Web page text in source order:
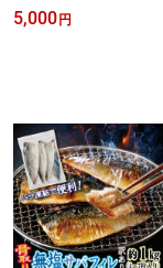
0g×2袋 乾燥わかめ 乾燥
カット ワカメ 若芽 わか
5,000円